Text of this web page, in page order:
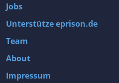
Jobs
Unterstütze eprison.de
Team
About
Impressum